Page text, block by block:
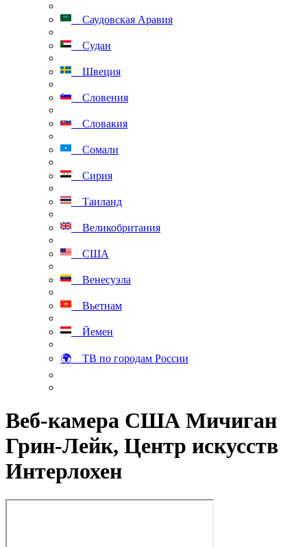
Саудовская Аравия
Судан
Швеция
Словения
Словакия
Сомали
Сирия
Таиланд
Великобритания
США
Венесуэла
Вьетнам
Йемен
🌍 ТВ по городам России
Веб-камера США Мичиган
Грин-Лейк, Центр искусств
Интерлохен